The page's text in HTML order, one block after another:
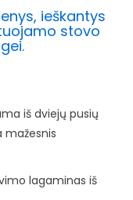
ieškantys
stovo
iš dviejų pusių
mažesnis
lagaminas iš